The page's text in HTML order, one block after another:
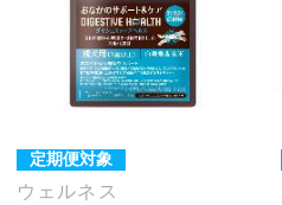
定期便対象
ウェルネス